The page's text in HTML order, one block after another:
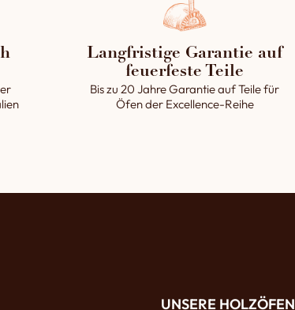
Langfristige Garantie auf
feuerfeste Teile
Bis zu 20 Jahre Garantie auf Teile für
Öfen der Excellence-Reihe
UNSERE HOLZÖFEN